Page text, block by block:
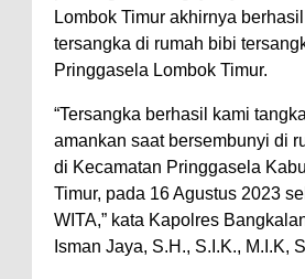
Lombok Timur akhirnya
tersangka di rumah bibi
Pringgasela Lombok Timur.
“Tersangka berhasil kami
amankan saat bersembunyi di
di Kecamatan Pringgasela
Timur, pada 16 Agustus 2023
WITA,” kata Kapolres
Isman Jaya, S.H., S.I.K., M.I.K,